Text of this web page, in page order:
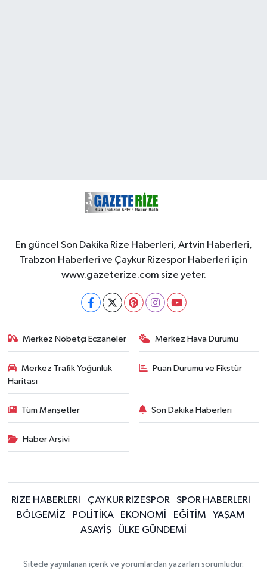
En güncel Son Dakika Rize Haberleri, Artvin Haberleri,
Trabzon Haberleri ve Çaykur Rizespor Haberleri için
www.gazeterize.com size yeter.
Merkez Nöbetçi Eczaneler Merkez Hava Durumu
Merkez Trafik Yoğunluk
Haritası
Puan Durumu ve Fikstür
Tüm Manşetler Son Dakika Haberleri
Haber Arşivi
RİZE HABERLERİ ÇAYKUR RİZESPOR
SPOR HABERLERİ
BÖLGEMİZ
POLİTİKA EKONOMİ EĞİTİM
YAŞAM
ASAYİŞ
ÜLKE GÜNDEMİ
Sitede yayınlanan içerik ve yorumlardan yazarları sorumludur.